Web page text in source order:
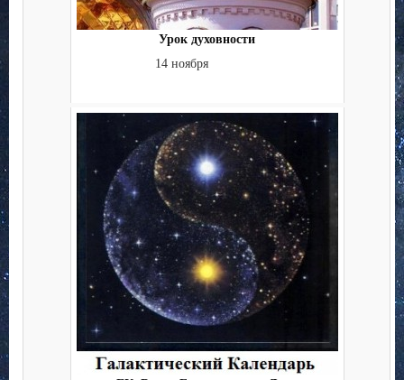
Урок духовности
14 ноября